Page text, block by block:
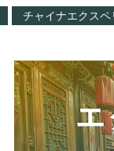
チャイナエクス